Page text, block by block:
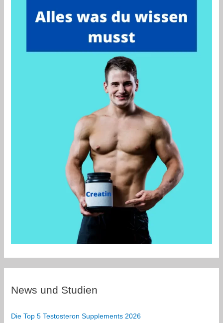
News und Studien
Die Top 5 Testosteron Supplements 2026